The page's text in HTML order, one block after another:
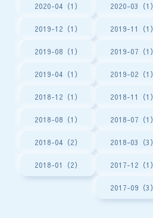
2020-04（1） 2020-03（1）
2019-12（1） 2019-11（1）
2019-08（1） 2019-07（1）
2019-04（1） 2019-02（1）
2018-12（1） 2018-11（1）
2018-08（1） 2018-07（1）
2018-04（2） 2018-03（3）
2018-01（2） 2017-12（1）
2017-09（3）